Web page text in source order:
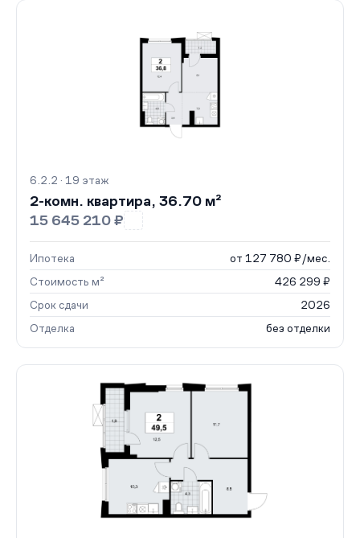
6.2.2 · 19 этаж
2-комн. квартира, 36.70 м²
15 645 210 ₽
Ипотека
от 127 780 ₽/мес.
Стоимость м²
426 299 ₽
Срок сдачи
2026
Отделка
без отделки